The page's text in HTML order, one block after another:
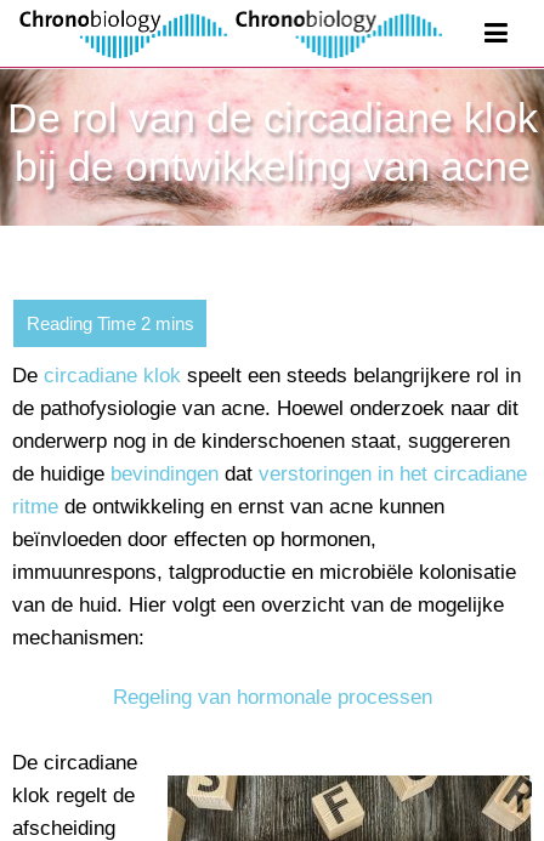
De rol van de circadiane klok
bij de ontwikkeling van acne
De circadiane klok speelt een steeds belangrijkere rol in
de pathofysiologie van acne. Hoewel onderzoek naar dit
onderwerp nog in de kinderschoenen staat, suggereren
de huidige bevindingen dat verstoringen in het circadiane
ritme de ontwikkeling en ernst van acne kunnen
beïnvloeden door effecten op hormonen,
immuunrespons, talgproductie en microbiële kolonisatie
van de huid. Hier volgt een overzicht van de mogelijke
mechanismen:
Regeling van hormonale processen
De circadiane
klok regelt de
afscheiding